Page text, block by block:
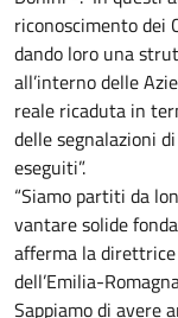
riconoscimento dei
dando loro una
all’interno delle
reale ricaduta in
delle segnalazioni
eseguiti”.
“Siamo partiti da
vantare solide
afferma la
dell’Emilia-
Sappiamo di avere